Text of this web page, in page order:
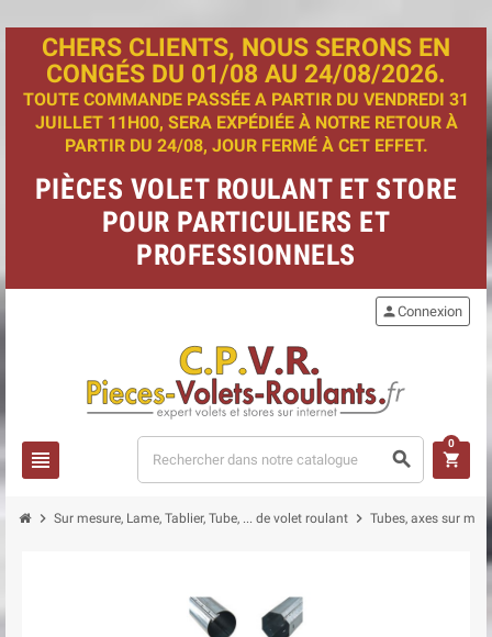
CHERS CLIENTS, NOUS SERONS EN
CONGÉS DU 01/08 AU 24/08/2026.
TOUTE COMMANDE PASSÉE A PARTIR DU VENDREDI 31
JUILLET 11H00, SERA EXPÉDIÉE À NOTRE RETOUR À
PARTIR DU 24/08, JOUR FERMÉ À CET EFFET.
PIÈCES VOLET ROULANT ET STORE
POUR PARTICULIERS ET
PROFESSIONNELS
view_headline search
personConnexion
shopping_cart
0
chevron_right Sur mesure, Lame, Tablier, Tube, ... de volet roulant chevron_right Tubes, axes sur